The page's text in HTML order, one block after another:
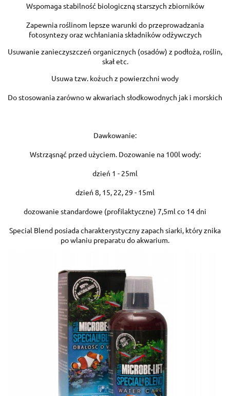
Wspomaga stabilność biologiczną starszych zbiorników
Zapewnia roślinom lepsze warunki do przeprowadzania
fotosyntezy oraz wchłaniania składników odżywczych
Usuwanie zanieczyszczeń organicznych (osadów) z podłoża, roślin,
skał etc.
Usuwa tzw. kożuch z powierzchni wody
Do stosowania zarówno w akwariach słodkowodnych jak i morskich
Dawkowanie:
Wstrząsnąć przed użyciem. Dozowanie na 100l wody:
dzień 1 - 25ml
dzień 8, 15, 22, 29 - 15ml
dozowanie standardowe (profilaktyczne) 7,5ml co 14 dni
Special Blend posiada charakterystyczny zapach siarki, który znika
po wlaniu preparatu do akwarium.